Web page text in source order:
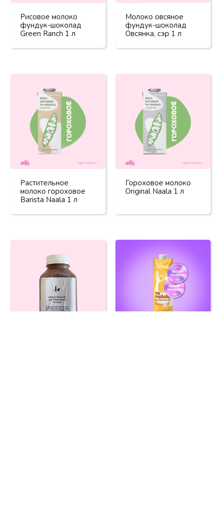
Рисовое молоко
фундук-шоколад
Green Ranch 1 л
Молоко овсяное
фундук-шоколад
Овсянка, сэр 1 л
Растительное
молоко гороховое
Barista Naala 1 л
Гороховое молоко
Original Naala 1 л